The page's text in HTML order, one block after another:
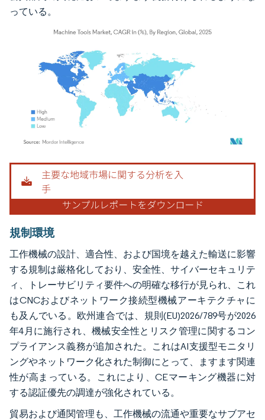
っている。
画像 © Mordor Intelligence。再利用にはCC BY 4.0の表示が必要です。
規制環境
工作機械の設計、適合性、および国境を越えた輸送に影響
する規制は厳格化しており、安全性、サイバーセキュリテ
ィ、トレーサビリティ要件への明確な移行が見られ、これ
はCNCおよびネットワーク接続型機械アーキテクチャに
も及んでいる。欧州連合では、規則(EU)2026/789号が2026
年4月に施行され、機械安全性とリスク管理に関するコン
プライアンス義務が追加された。これはAI支援型モニタリ
ングやネットワーク化された制御にとって、ますます関連
性が高まっている。これにより、CEマーキング機器に対
する認証優先の調達が強化されている。
貿易および通関管理も、工作機械の流通や重要なサブアセ